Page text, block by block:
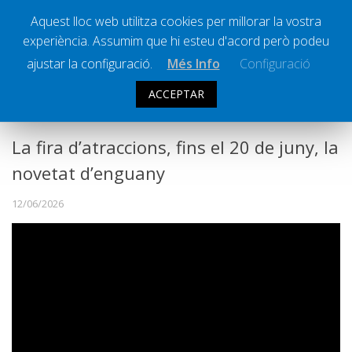
Ràdio Calella Televisió
La fira d’atraccions, fins el 20 de juny, la
novetat d’enguany
12/06/2026
Aquest lloc web utilitza cookies per millorar la vostra
experiència. Assumim que hi esteu d'acord però podeu
ajustar la configuració.
Més Info Configuració
ACCEPTAR